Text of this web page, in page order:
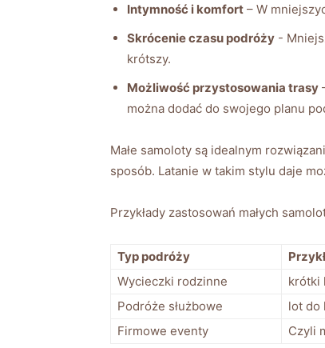
Intymność ‌i komfort – W
Skrócenie czasu ‍podróży ⁣-
krótszy.
Możliwość przystosowania trasy
można dodać‍ do swojego ‍planu
Małe samoloty są idealnym
sposób. Latanie w takim stylu‌ daje
Przykłady ‌zastosowań małych
Typ podróży
Wycieczki rodzinne
krótki
Podróże‍ służbowe
lot do
Firmowe⁣ eventy
Czyli